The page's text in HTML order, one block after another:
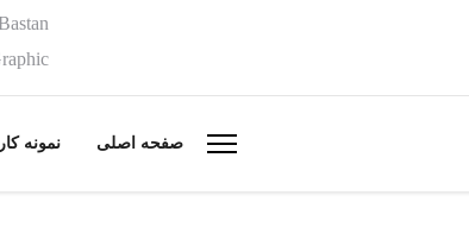
صفحه اصلی نمونه کار